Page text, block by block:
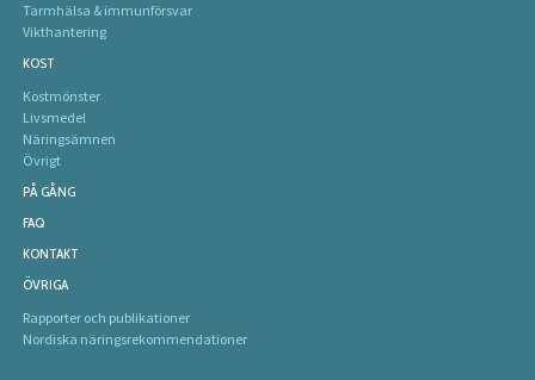
Tarmhälsa & immunförsvar
Vikthantering
KOST
Kostmönster
Livsmedel
Näringsämnen
Övrigt
PÅ GÅNG
FAQ
KONTAKT
ÖVRIGA
Rapporter och publikationer
Nordiska näringsrekommendationer